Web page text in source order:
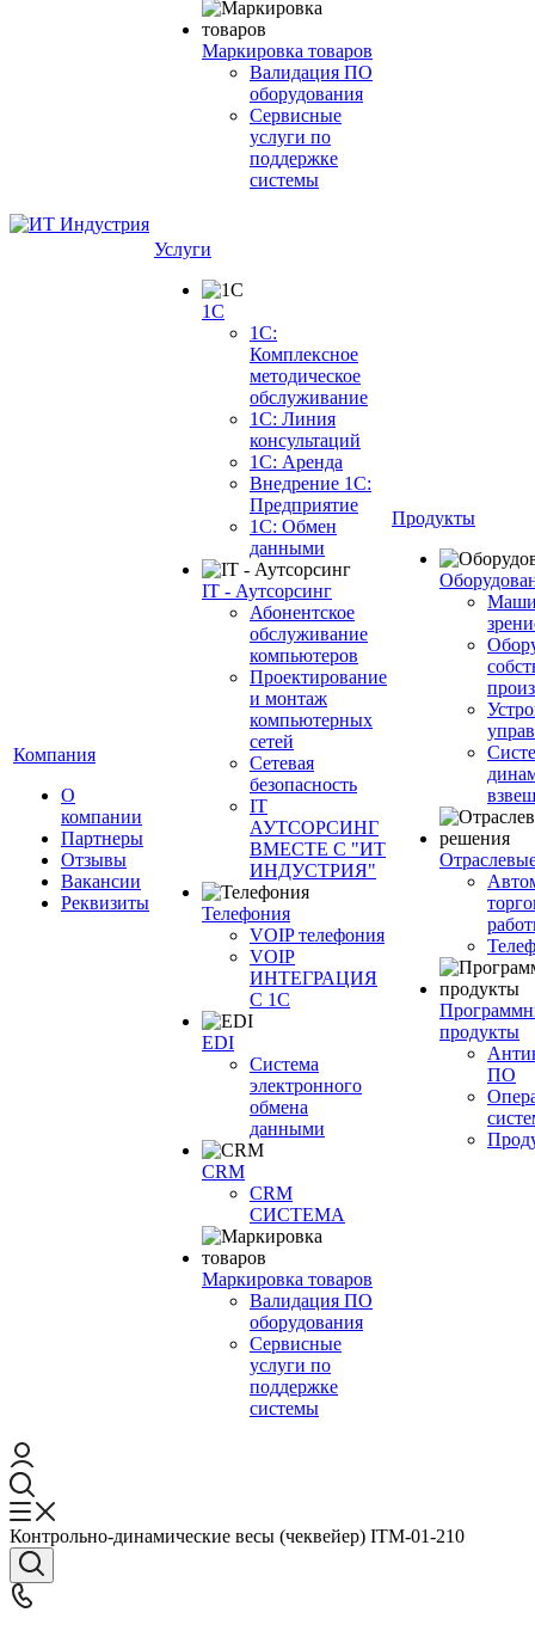
Маркировка товаров
Валидация ПО
оборудования
Сервисные
услуги по
поддержке
системы
Компания
О
компании
Партнеры
Отзывы
Вакансии
Реквизиты
Услуги
1С
1С:
Комплексное
методическое
обслуживание
1С: Линия
консультаций
1С: Аренда
Внедрение 1С:
Предприятие
1С: Обмен
данными
IT - Аутсорсинг
Абонентское
обслуживание
компьютеров
Проектирование
и монтаж
компьютерных
сетей
Сетевая
безопасность
IT
АУТСОРСИНГ
ВМЕСТЕ С "ИТ
ИНДУСТРИЯ"
Телефония
VOIP телефония
VOIP
ИНТЕГРАЦИЯ
С 1С
EDI
Система
электронного
обмена
данными
CRM
CRM
СИСТЕМА
Маркировка товаров
Валидация ПО
оборудования
Сервисные
услуги по
поддержке
системы
Продукты
продукты
ПО
Контрольно-динамические весы (чеквейер) ITM-01-210